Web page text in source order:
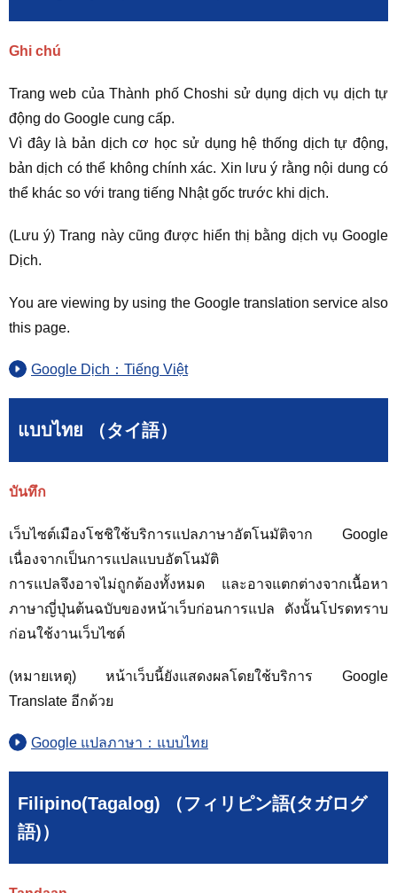
Ghi chú
Trang web của Thành phố Choshi sử dụng dịch vụ dịch tự
động do Google cung cấp.
Vì đây là bản dịch cơ học sử dụng hệ thống dịch tự động,
bản dịch có thể không chính xác. Xin lưu ý rằng nội dung có
thể khác so với trang tiếng Nhật gốc trước khi dịch.
(Lưu ý) Trang này cũng được hiển thị bằng dịch vụ Google
Dịch.
You are viewing by using the Google translation service also
this page.
Google Dịch：Tiếng Việt
แบบไทย （タイ語）
บันทึก
เว็บไซต์เมืองโชชิใช้บริการแปลภาษาอัตโนมัติจาก Google
เนื่องจากเป็นการแปลแบบอัตโนมัติ
การแปลจึงอาจไม่ถูกต้องทั้งหมด และอาจแตกต่างจากเนื้อหา
ภาษาญี่ปุ่นต้นฉบับของหน้าเว็บก่อนการแปล ดังนั้นโปรดทราบ
ก่อนใช้งานเว็บไซต์
(หมายเหตุ) หน้าเว็บนี้ยังแสดงผลโดยใช้บริการ Google
Translate อีกด้วย
Google แปลภาษา：แบบไทย
Filipino(Tagalog) （フィリピン語(タガログ
語)）